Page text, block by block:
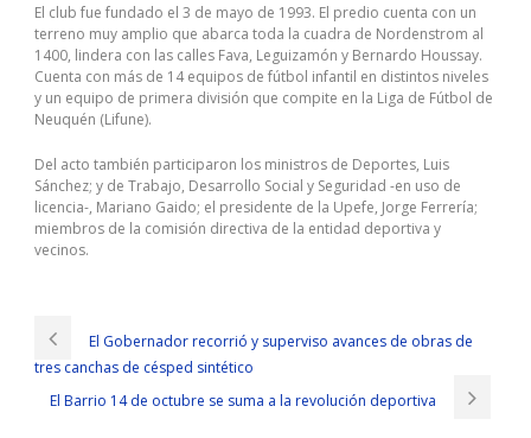
El club fue fundado el 3 de mayo de 1993. El predio cuenta con un
terreno muy amplio que abarca toda la cuadra de Nordenstrom al
1400, lindera con las calles Fava, Leguizamón y Bernardo Houssay.
Cuenta con más de 14 equipos de fútbol infantil en distintos niveles
y un equipo de primera división que compite en la Liga de Fútbol de
Neuquén (Lifune).
Del acto también participaron los ministros de Deportes, Luis
Sánchez; y de Trabajo, Desarrollo Social y Seguridad -en uso de
licencia-, Mariano Gaido; el presidente de la Upefe, Jorge Ferrería;
miembros de la comisión directiva de la entidad deportiva y
vecinos.
El Gobernador recorrió y superviso avances de obras de
tres canchas de césped sintético
El Barrio 14 de octubre se suma a la revolución deportiva